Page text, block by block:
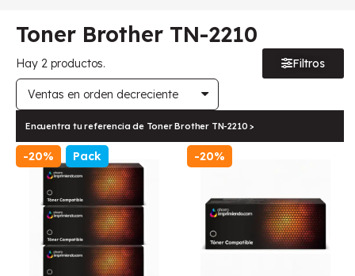
Toner Brother TN-2210
Hay 2 productos. Filtros
Encuentra tu referencia de Toner Brother TN-2210 >
-20% Pack -20%